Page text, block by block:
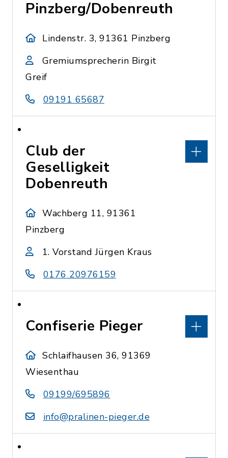
Pinzberg/Dobenreuth
Lindenstr. 3, 91361 Pinzberg
Gremiumsprecherin Birgit
Greif
09191 65687
Club der
Geselligkeit
Dobenreuth
Wachberg 11, 91361
Pinzberg
1. Vorstand Jürgen Kraus
0176 20976159
Confiserie Pieger
Schlaifhausen 36, 91369
Wiesenthau
09199/695896
info@pralinen-pieger.de